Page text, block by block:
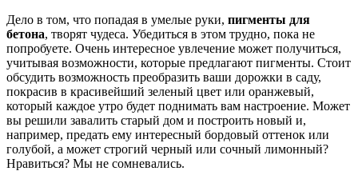
Дело в том, что попадая в умелые руки, пигменты для
бетона, творят чудеса. Убедиться в этом трудно, пока не
попробуете. Очень интересное увлечение может получиться,
учитывая возможности, которые предлагают пигменты. Стоит
обсудить возможность преобразить ваши дорожки в саду,
покрасив в красивейший зеленый цвет или оранжевый,
который каждое утро будет поднимать вам настроение. Может
вы решили завалить старый дом и построить новый и,
например, предать ему интересный бордовый оттенок или
голубой, а может строгий черный или сочный лимонный?
Нравиться? Мы не сомневались.